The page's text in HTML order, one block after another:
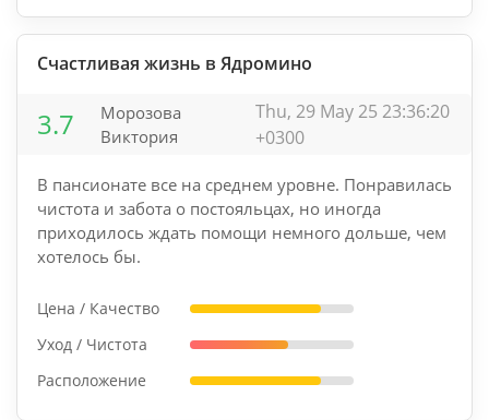
Счастливая жизнь в Ядромино
3.7
Морозова
Виктория
Thu, 29 May 25 23:36:20
+0300
В пансионате все на среднем уровне. Понравилась
чистота и забота о постояльцах, но иногда
приходилось ждать помощи немного дольше, чем
хотелось бы.
Цена / Качество
Уход / Чистота
Расположение